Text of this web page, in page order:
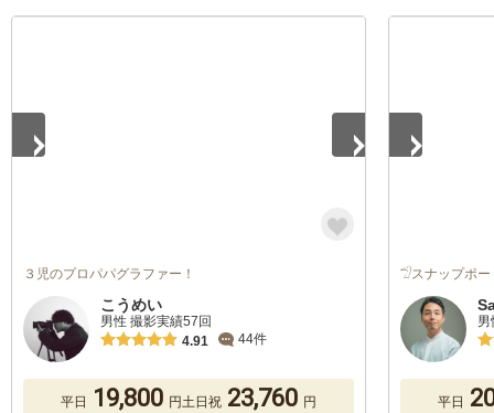
３児のプロパパグラファー！
こうめい
男性 撮影実績57回
4.91
44件
平日 19,800 円土日祝 23,760 円
𓅿スナップポー
平日